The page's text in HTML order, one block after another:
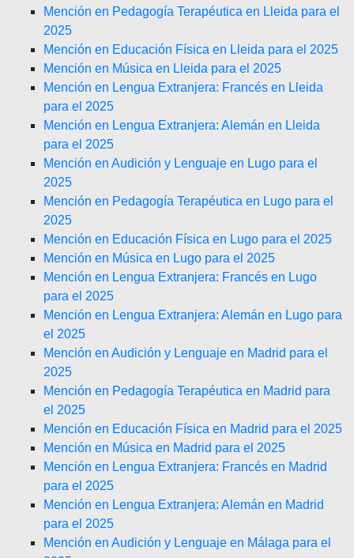
Mención en Pedagogía Terapéutica en Lleida para el
2025
Mención en Educación Física en Lleida para el 2025
Mención en Música en Lleida para el 2025
Mención en Lengua Extranjera: Francés en Lleida
para el 2025
Mención en Lengua Extranjera: Alemán en Lleida
para el 2025
Mención en Audición y Lenguaje en Lugo para el
2025
Mención en Pedagogía Terapéutica en Lugo para el
2025
Mención en Educación Física en Lugo para el 2025
Mención en Música en Lugo para el 2025
Mención en Lengua Extranjera: Francés en Lugo
para el 2025
Mención en Lengua Extranjera: Alemán en Lugo para
el 2025
Mención en Audición y Lenguaje en Madrid para el
2025
Mención en Pedagogía Terapéutica en Madrid para
el 2025
Mención en Educación Física en Madrid para el 2025
Mención en Música en Madrid para el 2025
Mención en Lengua Extranjera: Francés en Madrid
para el 2025
Mención en Lengua Extranjera: Alemán en Madrid
para el 2025
Mención en Audición y Lenguaje en Málaga para el